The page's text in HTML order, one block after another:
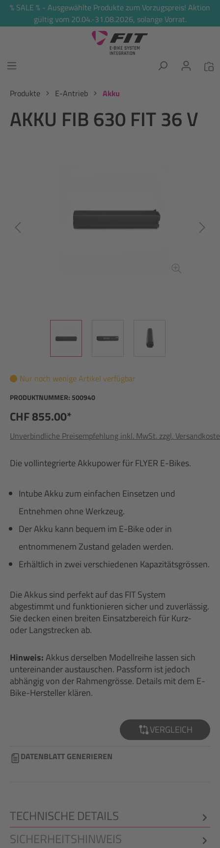
springen
% SALE % - Ausgewählte Produkte zum Vorzugspreis! Aktion
gültig vom 20.04.-31.08.2026, solange Vorrat.
Produkte E-Antrieb Akku
AKKU FIB 630 FIT 36 V
Nur noch wenige Artikel verfügbar
PRODUKTNUMMER: 500940
CHF 855.00*
Unverbindliche Preisempfehlung inkl. MwSt. zzgl.
Die vollintegrierte Akkupower für FLYER E-Bikes.
Intube Akku zum einfachen Einsetzen und
Entnehmen ohne Werkzeug.
Der Akku kann bequem im E-Bike oder in
entnommenem Zustand geladen werden.
Erhältlich in zwei verschiedenen Kapazitätsgrössen.
Die Akkus sind perfekt auf das FIT System
abgestimmt und funktionieren sicher und zuverlässig.
Sie decken einen breiten Einsatzbereich für Kurz-
oder Langstrecken ab.
Hinweis:Akkus derselben Modellreihe lassen sich
untereinander austauschen. Passform ist jedoch
abhängig von der Rahmengrösse. Details mit dem E-
Bike-Hersteller klären.
VERGLEICH
DATENBLATT GENERIEREN
TECHNISCHE DETAILS
SICHERHEITSHINWEIS